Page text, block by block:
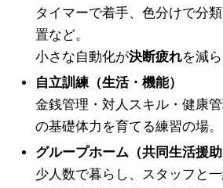
タイマーで着手、色分けで分
置など。
小さな自動化が決断疲れを減
自立訓練（生活・機能）
金銭管理・対人スキル・健康
の基礎体力を育てる練習の場。
グループホーム（共同生活援助
少人数で暮らし、スタッフと